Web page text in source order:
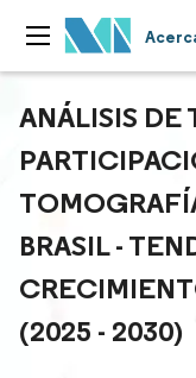
ANÁLISIS DE
BRASIL -
(2025 - 2030)